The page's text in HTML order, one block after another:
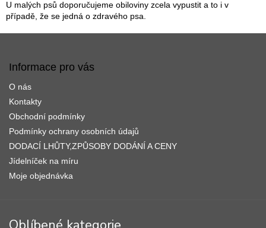
v
k
í
U malých psů doporučujeme obiloviny zcela vypustit a to i v
případě, že se jedná o zdravého psa.
Informace pro vás
O nás
Kontakty
Obchodní podmínky
Podmínky ochrany osobních údajů
DODACÍ LHŮTY,ZPŮSOBY DODÁNÍ A CENY
Jídelníček na míru
Moje objednávka